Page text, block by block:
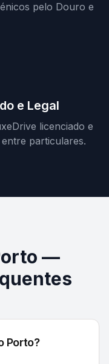
pelo Douro e
e Legal
licenciado e
particulares.
—
Porto?